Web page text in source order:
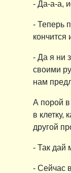
- Да-а-а,
- Теперь
кончится
- Да я ни
своими
нам
А порой в
в клетку,
другой
- Так дай
- Сейчас